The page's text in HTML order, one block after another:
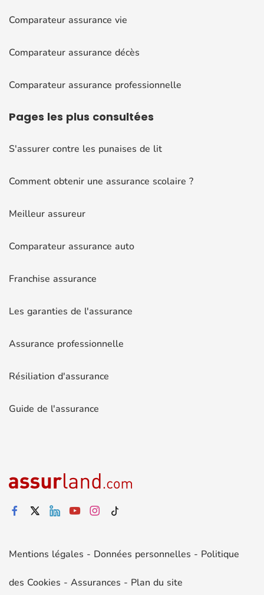
Comparateur assurance vie
Comparateur assurance décès
Comparateur assurance professionnelle
Pages les plus consultées
S'assurer contre les punaises de lit
Comment obtenir une assurance scolaire ?
Meilleur assureur
Comparateur assurance auto
Franchise assurance
Les garanties de l'assurance
Assurance professionnelle
Résiliation d'assurance
Guide de l'assurance
Mentions légales - Données personnelles - Politique
des Cookies - Assurances - Plan du site